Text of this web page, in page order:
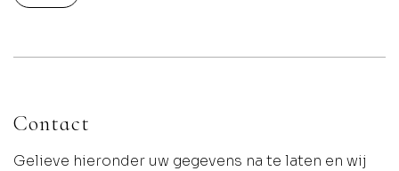
Contact
Gelieve hieronder uw gegevens na te laten en wij